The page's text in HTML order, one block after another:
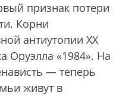
признак потери
Корни
антиутопии XX
Оруэлла «1984». На
— теперь
живут в